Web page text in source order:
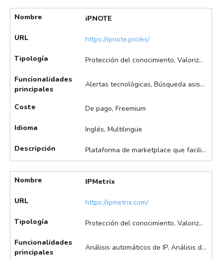
Nombre iPNOTE
URL https://ipnote.pro/es/
Tipología Protección del conocimiento, Valorización
Funcionalidades
principales
Alertas tecnológicas, Búsqueda asistida de patentes, Búsqueda y comparación asistida de marcas visuales, Planificador de estrategias IP, Tramitación asistida de registros
Coste De pago, Freemium
Idioma Inglés, Multilingüe
Descripción Plataforma de marketplace que facilita la explotación y promoción de patentes, marcas y diseños, conectando a inventores con empresas y permitiendo la gestión de licencias y contratos de manera eficiente. Destaca en la búsqueda automatizada de patentes y marcas, gestión de la cartera de patentes, mercado de abogados y seguimiento de casos.
Nombre IPMetrix
URL https://ipmetrix.com/
Tipología Protección del conocimiento, Valorización
Funcionalidades
principales
Análisis automáticos de IP, Análisis de datos, Análisis de infracción de patentes, Búsqueda y comparación asistida de marcas visuales, Visualización de datos